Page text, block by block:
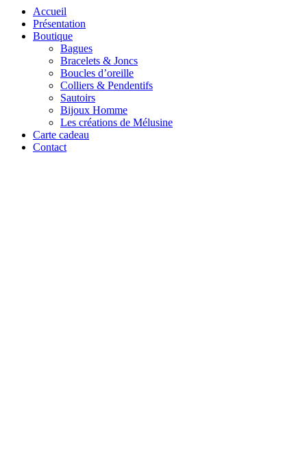
Accueil
Présentation
Boutique
Bagues
Bracelets & Joncs
Boucles d’oreille
Colliers & Pendentifs
Sautoirs
Bijoux Homme
Les créations de Mélusine
Carte cadeau
Contact